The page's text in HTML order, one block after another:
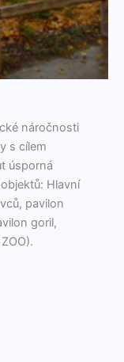
náročnos­ti
s cílem
úsporná
Hlavní
pavilon
goril,